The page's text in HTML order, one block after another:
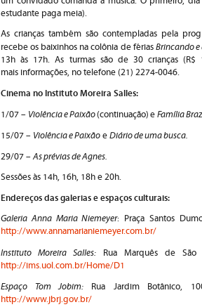
estudante paga meia).
As crianças também são contempladas pela
recebe os baixinhos na colônia de férias Brincando
13h às 17h. As turmas são de 30 crianças (R$
mais informações, no telefone (21) 2274-0046.
Cinema no Instituto Moreira Salles:
1/07 – Violência e Paixão(continuação) e Família
15/07 – Violência e Paixão e Diário de uma busca.
29/07 –As prévias de Agnes.
Sessões às 14h, 16h, 18h e 20h.
Endereços das galerias e espaços culturais:
Galeria Anna Maria Niemeyer: Praça Santos
http://www.annamarianiemeyer.com.br/
Instituto Moreira Salles:
Rua Marquês de São
http://ims.uol.com.br/Home/D1
Espaço Tom Jobim:
Rua Jardim Botânico,
http://www.jbrj.gov.br/